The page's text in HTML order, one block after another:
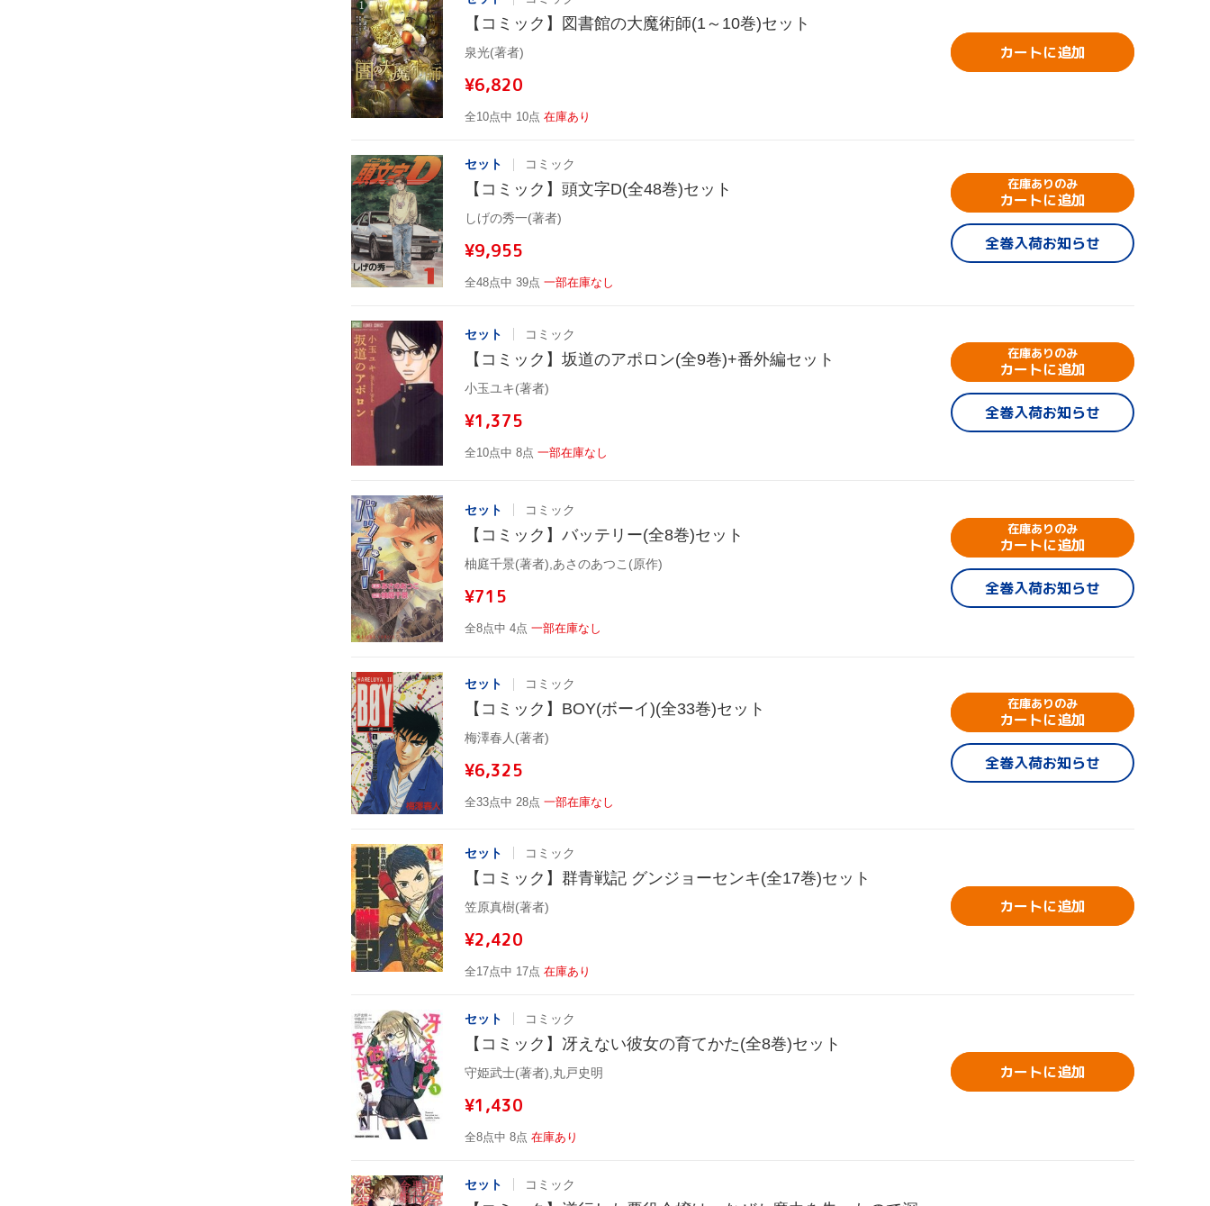
【コミック】図書館の大魔術師(1～10巻)セット
泉光(著者)
¥6,820
全10点中 10点 在庫あり
カートに追加
セット コミック
【コミック】頭文字D(全48巻)セット
しげの秀一(著者)
¥9,955
全48点中 39点 一部在庫なし
在庫ありのみ
カートに追加
全巻入荷お知らせ
セット コミック
【コミック】坂道のアポロン(全9巻)+番外編セット
小玉ユキ(著者)
¥1,375
全10点中 8点 一部在庫なし
在庫ありのみ
カートに追加
全巻入荷お知らせ
セット コミック
【コミック】バッテリー(全8巻)セット
柚庭千景(著者),あさのあつこ(原作)
¥715
全8点中 4点 一部在庫なし
在庫ありのみ
カートに追加
全巻入荷お知らせ
セット コミック
【コミック】BOY(ボーイ)(全33巻)セット
梅澤春人(著者)
¥6,325
全33点中 28点 一部在庫なし
在庫ありのみ
カートに追加
全巻入荷お知らせ
セット コミック
【コミック】群青戦記 グンジョーセンキ(全17巻)セット
笠原真樹(著者)
¥2,420
全17点中 17点 在庫あり
カートに追加
セット コミック
【コミック】冴えない彼女の育てかた(全8巻)セット
守姫武士(著者),丸戸史明
¥1,430
全8点中 8点 在庫あり
カートに追加
セット コミック